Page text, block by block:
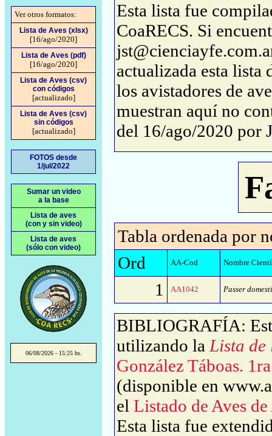
Ver otros formatos:
Lista de Aves (xlsx)
[16/ago/2020]
Lista de Aves (pdf)
[16/ago/2020]
Lista de Aves (csv)
con códigos
[actualizado]
Lista de Aves (csv)
sin códigos
[actualizado]
FOTOS desde
1/jul/2022
Sumar un video
a la base
Lista de aves
(con y sin video)
Lista de aves
(sólo con video)
06/08/2026 - 15:25 hs.
Esta lista fue
CoaRECS. Si
actualizada esta lista
los avistadores de
muestran aquí no
del 16/ago/2020 por
Tabla ordenada por
Ord
AA-Cod Nombre
1 AA1042 Passer
BIBLIOGRAFÍA:
utilizando la Lista de
González Táboas.
(disponible en
el Listado de Aves
Esta lista fue